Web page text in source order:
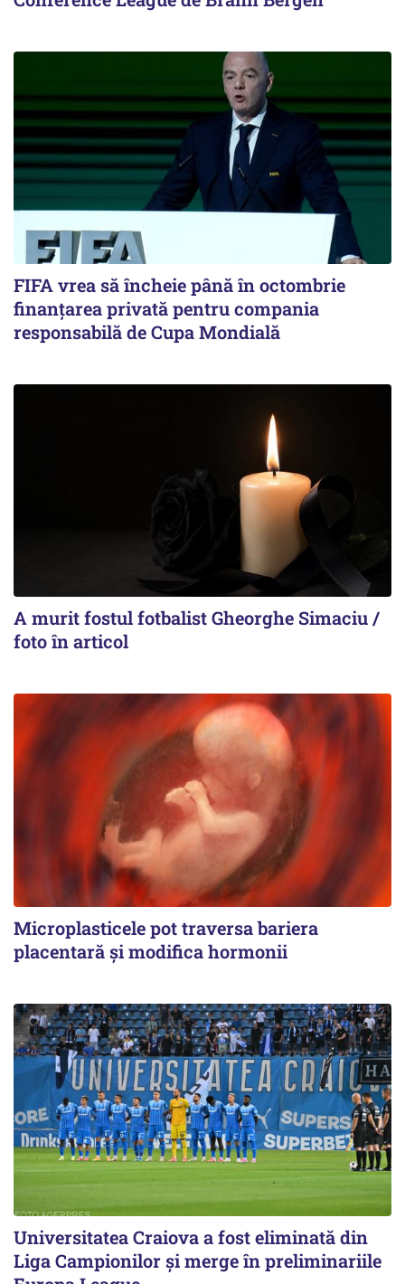
FIFA vrea să încheie până în octombrie
finanțarea privată pentru compania
responsabilă de Cupa Mondială
A murit fostul fotbalist Gheorghe Simaciu /
foto în articol
Microplasticele pot traversa bariera
placentară și modifica hormonii
Universitatea Craiova a fost eliminată din
Liga Campionilor şi merge în preliminariile